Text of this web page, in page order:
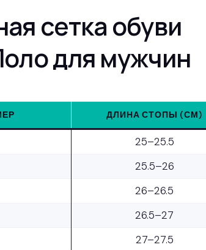
сетка обуви
для мужчин
ДЛИНА СТОПЫ (СМ)
25–25.5
25.5–26
26–26.5
26.5–27
27–27.5